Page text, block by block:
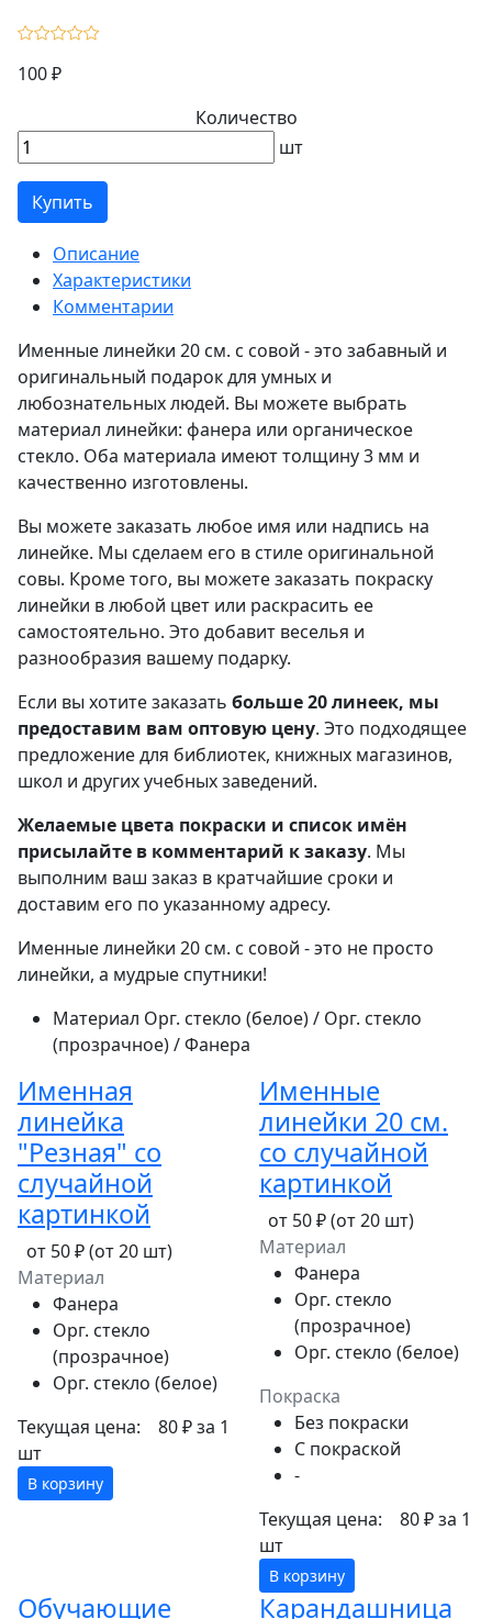
100 ₽
Количество
шт
Купить
Описание
Характеристики
Комментарии
Именные линейки 20 см. с совой - это забавный и
оригинальный подарок для умных и
любознательных людей. Вы можете выбрать
материал линейки: фанера или органическое
стекло. Оба материала имеют толщину 3 мм и
качественно изготовлены.
Вы можете заказать любое имя или надпись на
линейке. Мы сделаем его в стиле оригинальной
совы. Кроме того, вы можете заказать покраску
линейки в любой цвет или раскрасить ее
самостоятельно. Это добавит веселья и
разнообразия вашему подарку.
Если вы хотите заказать больше 20 линеек, мы
предоставим вам оптовую цену. Это подходящее
предложение для библиотек, книжных магазинов,
школ и других учебных заведений.
Желаемые цвета покраски и список имён
присылайте в комментарий к заказу. Мы
выполним ваш заказ в кратчайшие сроки и
доставим его по указанному адресу.
Именные линейки 20 см. с совой - это не просто
линейки, а мудрые спутники!
Материал Орг. стекло (белое) / Орг. стекло
(прозрачное) / Фанера
Именная
линейка
"Резная" со
случайной
картинкой
от 50 ₽(от 20 шт)
Материал
Фанера
Орг. стекло
(прозрачное)
Орг. стекло (белое)
Текущая цена:
80 ₽за 1
шт
В корзину
Именные
линейки 20 см.
со случайной
картинкой
от 50 ₽(от 20 шт)
Материал
Фанера
Орг. стекло
(прозрачное)
Орг. стекло (белое)
Покраска
Без покраски
С покраской
-
Текущая цена:
80 ₽за 1
шт
В корзину
Обучающие Карандашница